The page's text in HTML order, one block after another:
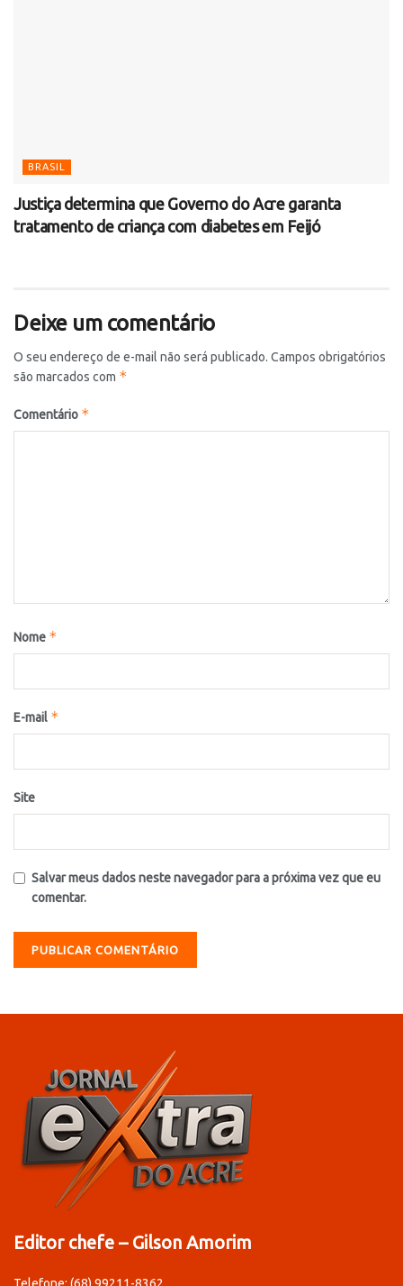
BRASIL
Justiça determina que Governo do Acre garanta
tratamento de criança com diabetes em Feijó
Deixe um comentário
O seu endereço de e-mail não será publicado. Campos obrigatórios
são marcados com *
Comentário *
Nome *
E-mail *
Site
Salvar meus dados neste navegador para a próxima vez que eu
comentar.
Editor chefe – Gilson Amorim
Telefone: (68) 99211-8362